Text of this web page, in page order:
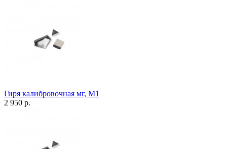
Гиря калибровочная мг, М1
2 950 р.